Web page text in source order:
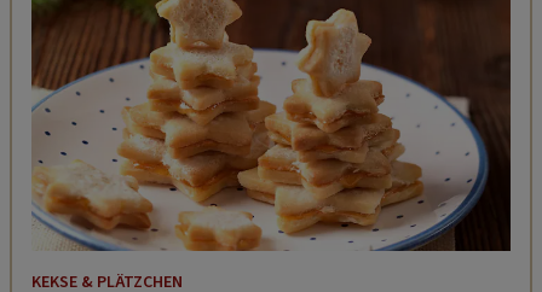
KEKSE & PLÄTZCHEN